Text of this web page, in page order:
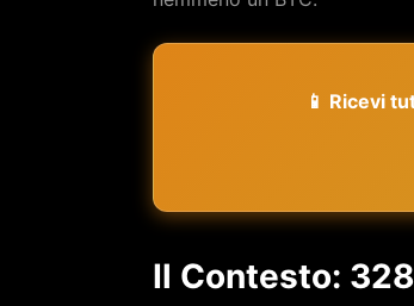
📱 Ricevi
Il Contesto: